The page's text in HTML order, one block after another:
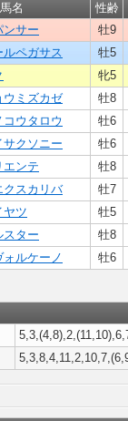
馬名
性齢
ンサー
牡9
ルペガサス
牡5
牝5
ウミズカゼ
牡8
ウタロウ
牡6
サクソニー
牡6
エンテ
牡8
クスカリバ
牡7
ヤツ
牡5
スター
牡8
ルケーノ 牡6